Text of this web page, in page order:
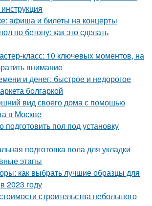
афиша и билеты на концерты
по бетону: как это сделать
класс: 10 ключевых моментов, на
внимание
и денег: быстрое и недорогое
болгаркой
вид своего дома с помощью
в Москве
подготовить пол под установку
подготовка пола для укладки
этапы
как выбрать лучшие образцы для
2023 году
строительства небольшого